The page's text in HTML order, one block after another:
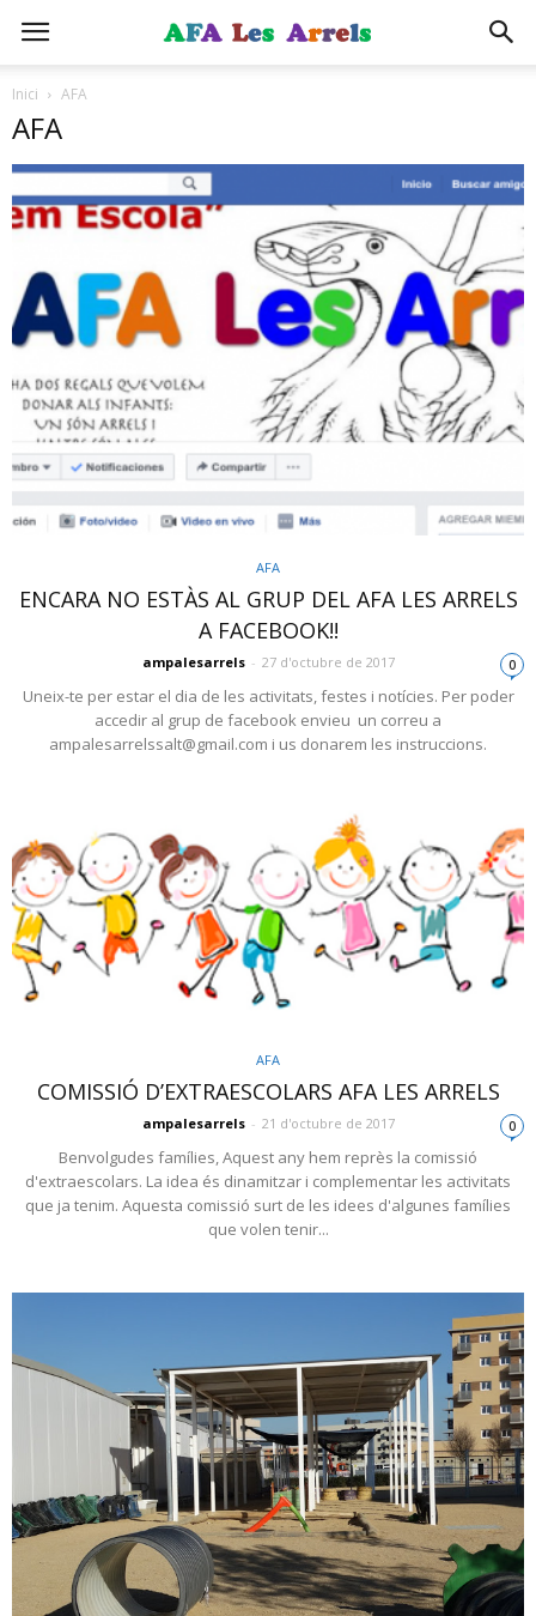
Inici AFA
AFA
AFA
ENCARA NO ESTÀS AL GRUP DEL AFA LES ARRELS
A FACEBOOK!!
ampalesarrels - 27 d'octubre de 2017 0
Uneix-te per estar el dia de les activitats, festes i notícies. Per poder
accedir al grup de facebook envieu un correu a
ampalesarrelssalt@gmail.com i us donarem les instruccions.
AFA
COMISSIÓ D’EXTRAESCOLARS AFA LES ARRELS
ampalesarrels - 21 d'octubre de 2017 0
Benvolgudes famílies, Aquest any hem reprès la comissió
d'extraescolars. La idea és dinamitzar i complementar les activitats
que ja tenim. Aquesta comissió surt de les idees d'algunes famílies
que volen tenir...